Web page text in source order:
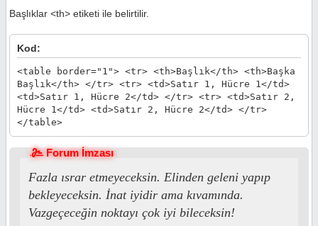
Başlıklar <th> etiketi ile belirtilir.
Kod:
<table border="1"> <tr> <th>Başlık</th> <th>Başka
Başlık</th> </tr> <tr> <td>Satır 1, Hücre 1</td>
<td>Satır 1, Hücre 2</td> </tr> <tr> <td>Satır 2,
Hücre 1</td> <td>Satır 2, Hücre 2</td> </tr>
</table>
Forum İmzası
Fazla ısrar etmeyeceksin. Elinden geleni yapıp
bekleyeceksin. İnat iyidir ama kıvamında.
Vazgeçeceğin noktayı çok iyi bileceksin!